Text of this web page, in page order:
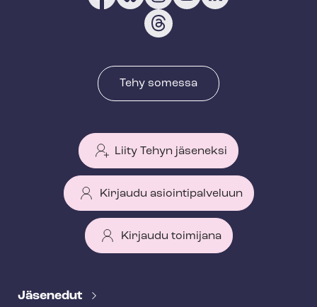
Tehy somessa
Liity Tehyn jäseneksi
Kirjaudu asiointipalveluun
Kirjaudu toimijana
e
Jäsenedut